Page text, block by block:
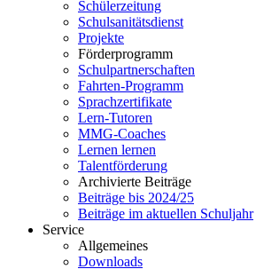
Schülerzeitung
Schulsanitätsdienst
Projekte
Förderprogramm
Schulpartnerschaften
Fahrten-Programm
Sprachzertifikate
Lern-Tutoren
MMG-Coaches
Lernen lernen
Talentförderung
Archivierte Beiträge
Beiträge bis 2024/25
Beiträge im aktuellen Schuljahr
Service
Allgemeines
Downloads